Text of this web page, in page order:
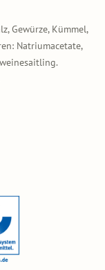
Gewürze, Kümmel,
Natriumacetate,